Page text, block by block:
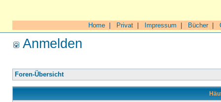
Home Privat Impressum Bücher|
Anmelden
Foren-Übersicht